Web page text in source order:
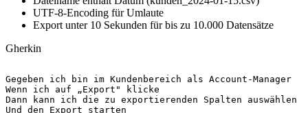
UTF-8-Encoding für Umlaute
Export unter 10 Sekunden für bis zu 10.000 Datensätze
Gherkin
Gegeben
Wenn
Dann
Und
den Export starten